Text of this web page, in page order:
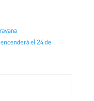
el 24 de